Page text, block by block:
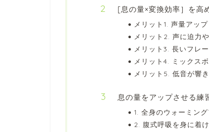
[息の量×変換効率］を高
メリット1. 声量アップ
メリット2. 声に迫力
メリット3. 長いフレ
メリット4. ミックス
メリット5. 低音が響
息の量をアップさせる練
1. 全身のウォーミン
2. 腹式呼吸を身に着